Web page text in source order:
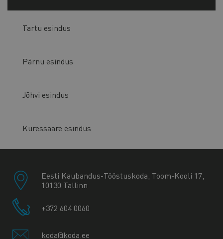
Tartu esindus
Pärnu esindus
Jõhvi esindus
Kuressaare esindus
Eesti Kaubandus-Tööstuskoda, Toom-Kooli 17,
10130 Tallinn
+372 604 0060
koda@koda.ee